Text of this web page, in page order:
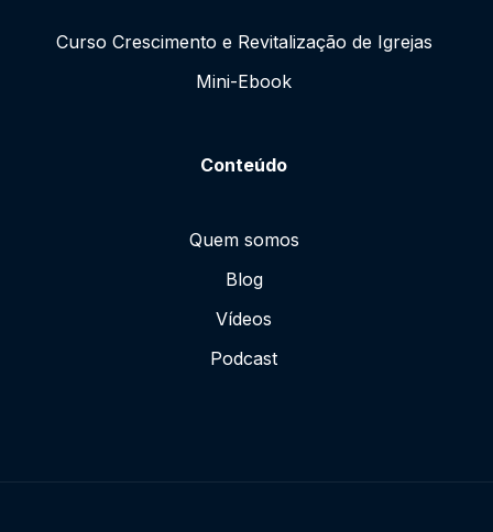
Curso Crescimento e Revitalização de Igrejas
Mini-Ebook
Conteúdo
Quem somos
Blog
Vídeos
Podcast